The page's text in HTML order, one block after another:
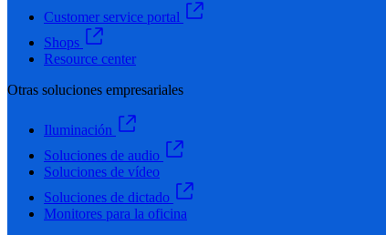
Customer service portal
Shops
Resource center
Otras soluciones empresariales
Iluminación
Soluciones de audio
Soluciones de vídeo
Soluciones de dictado
Monitores para la oficina